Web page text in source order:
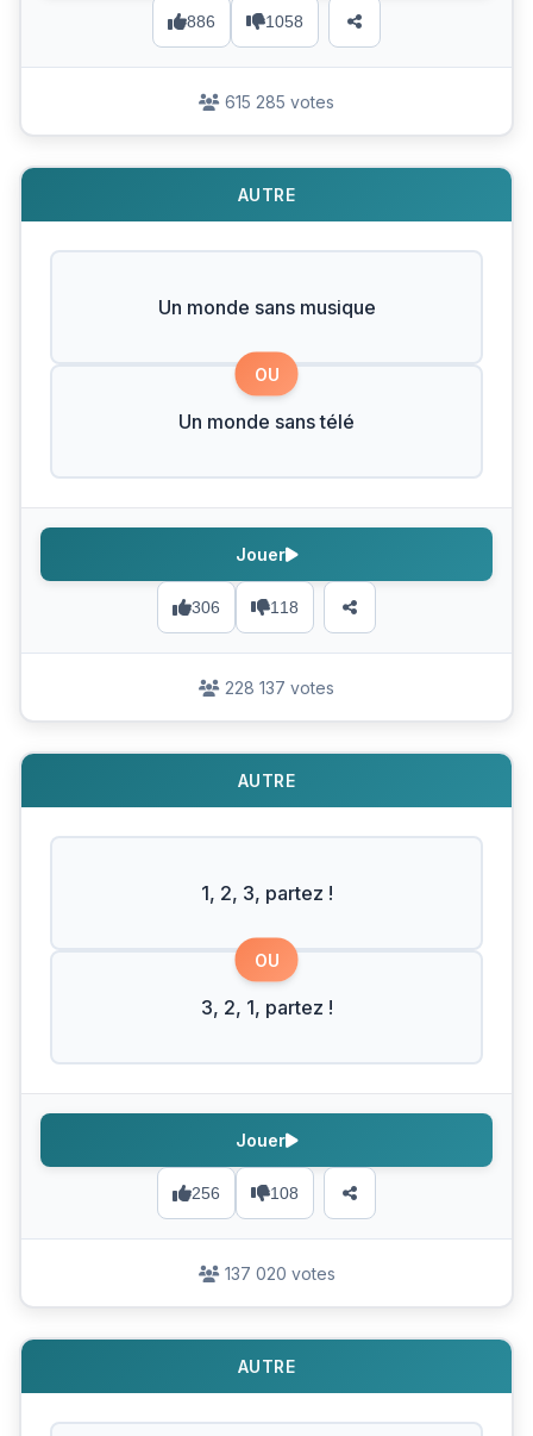
886 1058
615 285 votes
AUTRE
Un monde sans musique
OU
Un monde sans télé
306 118
Jouer
228 137 votes
AUTRE
1, 2, 3, partez !
OU
3, 2, 1, partez !
256 108
Jouer
137 020 votes
AUTRE